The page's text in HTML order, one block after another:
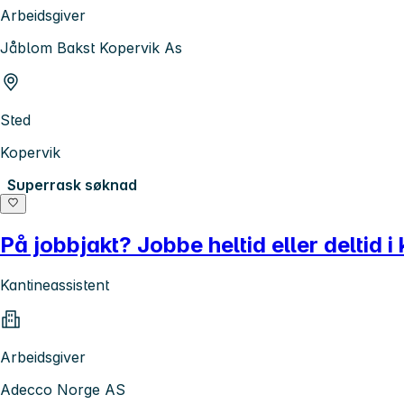
Arbeidsgiver
Jåblom Bakst Kopervik As
Sted
Kopervik
Superrask søknad
På jobbjakt? Jobbe heltid eller deltid i
Kantineassistent
Arbeidsgiver
Adecco Norge AS